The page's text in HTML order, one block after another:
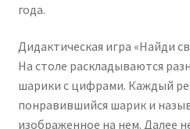
года.
Дидактическая игра «Найди
На столе раскладываются
шарики с цифрами. Каждый
понравившийся шарик и
изображенное на нем. Далее